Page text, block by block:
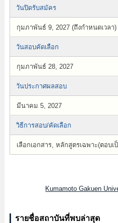
วันปิดรับสมัคร
กุมภาพันธ์ 9, 2027 (ถึงกำหนดเวลา)
วันสอบคัดเลือก
กุมภาพันธ์ 28, 2027
วันประกาศผลสอบ
มีนาคม 5, 2027
วิธีการสอบ/คัดเลือก
เลือกเอกสาร, หลักสูตรเฉพาะ(ตอ
Kumamoto Gakuen
รายชื่อสถาบันที่พบล่าสุด